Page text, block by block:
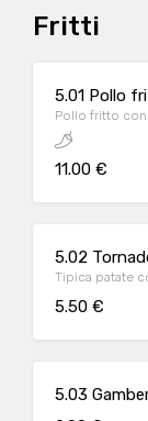
Fritti
5.01 Pollo
Pollo fritto
11.00 €
5.02
Tipica patate
5.50 €
5.03